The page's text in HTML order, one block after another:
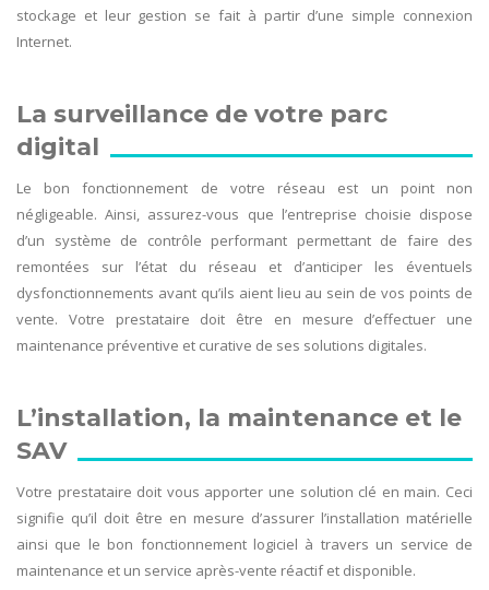
stockage et leur gestion se fait à partir d’une simple connexion
Internet.
La surveillance de votre parc
digital
Le bon fonctionnement de votre réseau est un point non
négligeable. Ainsi, assurez-vous que l’entreprise choisie dispose
d’un système de contrôle performant permettant de faire des
remontées sur l’état du réseau et d’anticiper les éventuels
dysfonctionnements avant qu’ils aient lieu au sein de vos points de
vente. Votre prestataire doit être en mesure d’effectuer une
maintenance préventive et curative de ses solutions digitales.
L’installation, la maintenance et le
SAV
Votre prestataire doit vous apporter une solution clé en main. Ceci
signifie qu’il doit être en mesure d’assurer l’installation matérielle
ainsi que le bon fonctionnement logiciel à travers un service de
maintenance et un service après-vente réactif et disponible.